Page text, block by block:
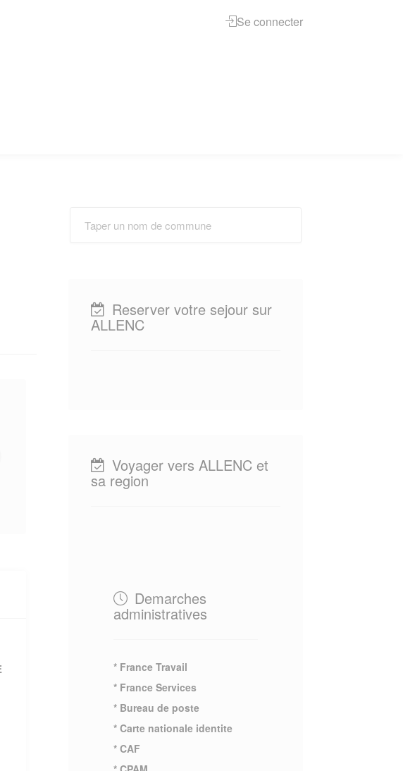
Se connecter
Reserver votre sejour sur
ALLENC
Voyager vers ALLENC et
sa region
Demarches
administratives
* France Travail
* France Services
* Bureau de poste
* Carte nationale identite
* CAF